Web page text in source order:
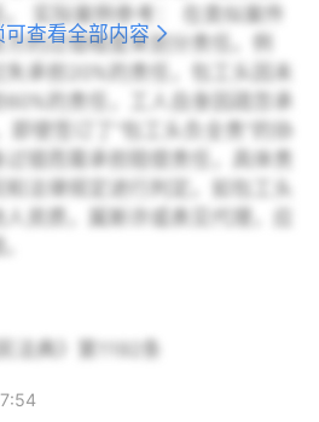
可查看全部内容
。 实际案例参考： 在类似案件
的过错程度来划分责任。例
失承担20%的责任，包工头因未
60%的责任，工人自身因疏忽承
即使签订了“包工头负全责”的协
过错而需承担赔偿责任，具体责
法律规定进行判定。如包工头
资质，属斯诈或表见代理，应
法典》第1192条